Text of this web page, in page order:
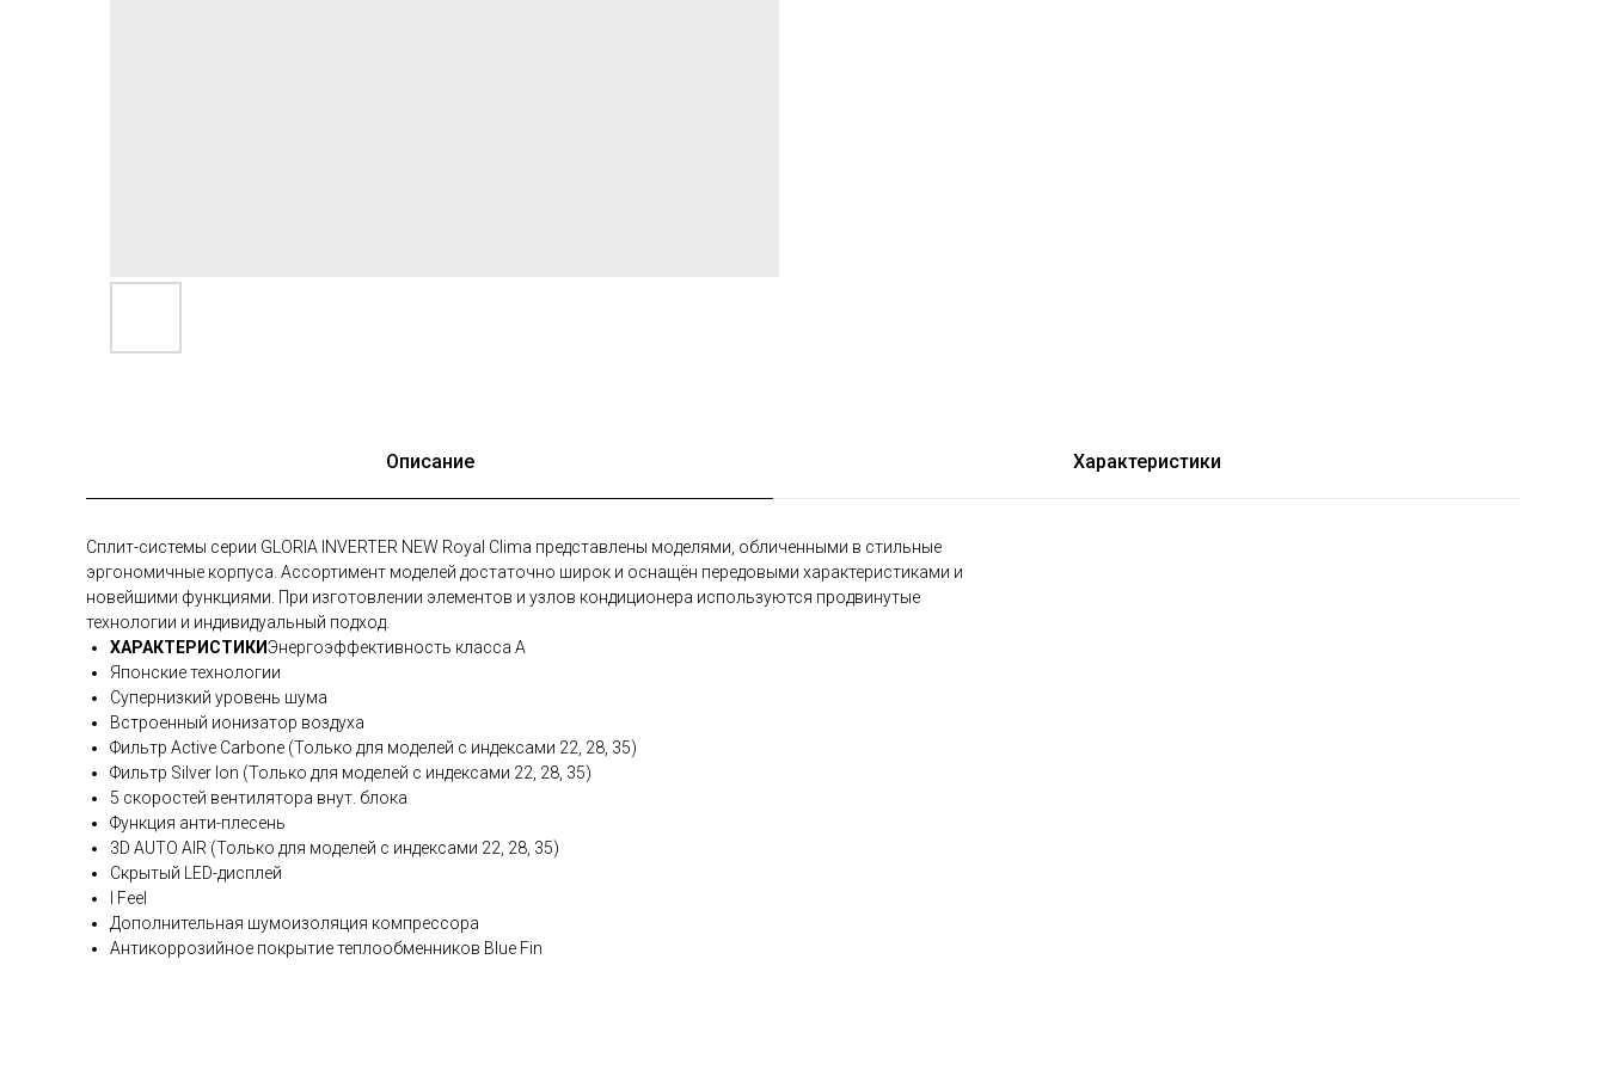
Описание Характеристики
Сплит-системы серии GLORIA INVERTER NEW Royal Clima представлены моделями, обличенными в стильные
эргономичные корпуса. Ассортимент моделей достаточно широк и оснащён передовыми характеристиками и
новейшими функциями. При изготовлении элементов и узлов кондиционера используются продвинутые
технологии и индивидуальный подход.
ХАРАКТЕРИСТИКИЭнергоэффективность класса А
Японские технологии
Супернизкий уровень шума
Встроенный ионизатор воздуха
Фильтр Active Carbone (Только для моделей с индексами 22, 28, 35)
Фильтр Silver Ion (Только для моделей с индексами 22, 28, 35)
5 скоростей вентилятора внут. блока
Функция анти-плесень
3D AUTO AIR (Только для моделей с индексами 22, 28, 35)
Скрытый LED-дисплей
I Feel
Дополнительная шумоизоляция компрессора
Антикоррозийное покрытие теплообменников Blue Fin